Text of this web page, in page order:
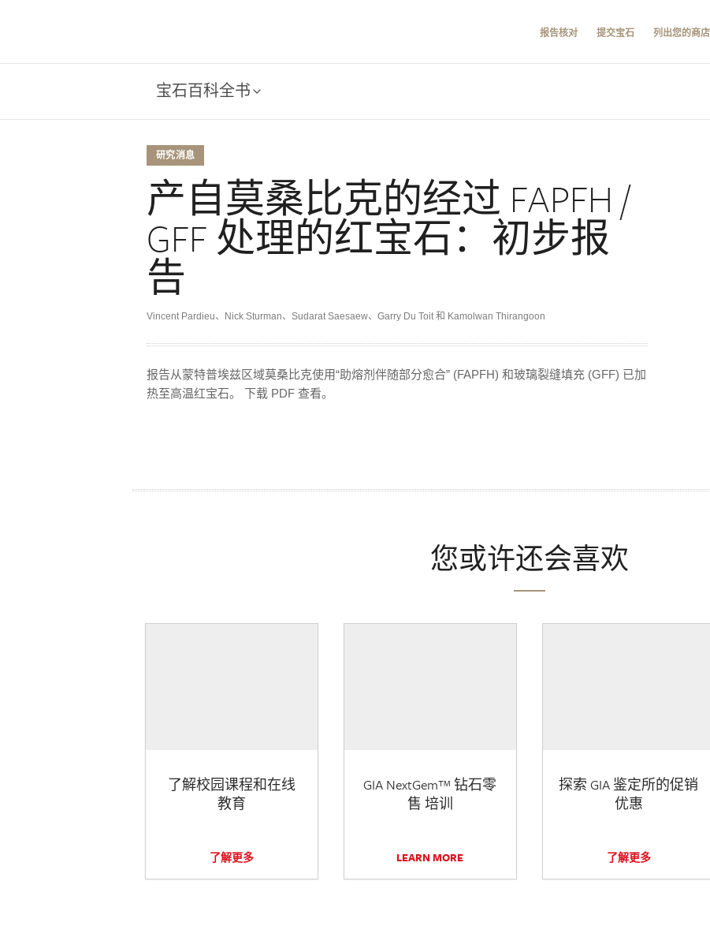
报告核对 提交宝石 列出您的商店
宝石百科全书
研究消息
产自莫桑比克的经过 FAPFH /
GFF 处理的红宝石：初步报
告
Vincent Pardieu、Nick Sturman、Sudarat Saesaew、Garry Du Toit 和 Kamolwan Thirangoon
报告从蒙特普埃兹区域莫桑比克使用“助熔剂伴随部分愈合” (FAPFH) 和玻璃裂缝填充 (GFF) 已加
热至高温红宝石。 下载 PDF 查看。
您或许还会喜欢
了解校园课程和在线
教育
了解更多
GIA NextGem™ 钻石零
售 培训
LEARN MORE
探索 GIA 鉴定所的促销
优惠
了解更多